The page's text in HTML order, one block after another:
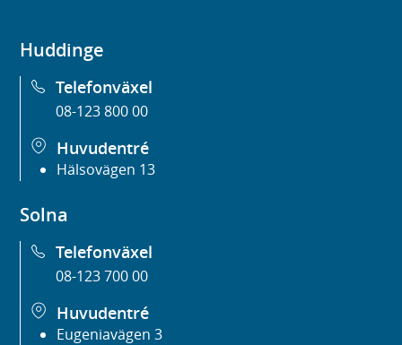
Huddinge
Telefonväxel
08-123 800 00
Huvudentré
Hälsovägen 13
Solna
Telefonväxel
08-123 700 00
Huvudentré
Eugeniavägen 3